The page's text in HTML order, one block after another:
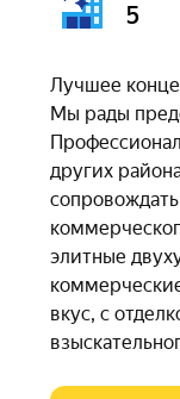
5
Лучшее
Мы рады
других
элитные
вкус, с